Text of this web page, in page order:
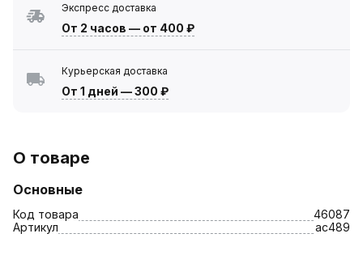
Экспресс доставка
От 2 часов — от 400 ₽
Курьерская доставка
От 1 дней —300 ₽
О товаре
Основные
Код товара
46087
Артикул
ac489